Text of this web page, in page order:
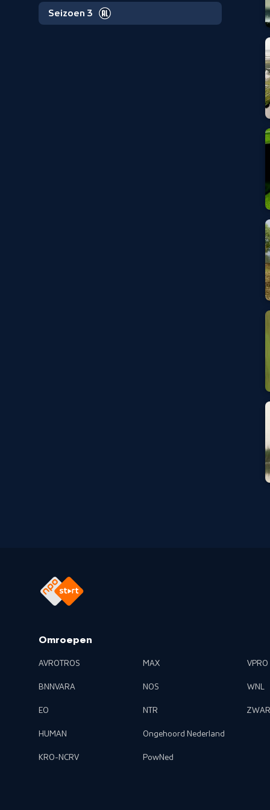
Seizoen 3
Omroepen
AVROTROS
BNNVARA
EO
HUMAN
KRO-NCRV
MAX
NOS
NTR
Ongehoord Nederland
PowNed
VPRO
WNL